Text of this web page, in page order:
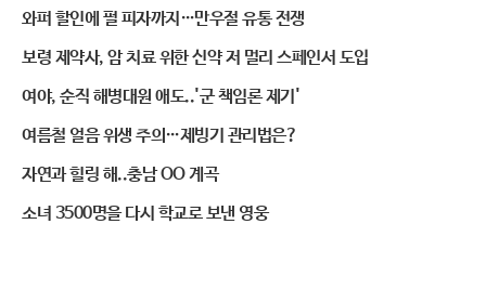
와퍼 할인에 펄 피자까지…만우절 유통 전쟁
보령 제약사, 암 치료 위한 신약 저 멀리 스페인서 도입
여야, 순직 해병대원 애도..'군 책임론 제기'
여름철 얼음 위생 주의…제빙기 관리법은?
자연과 힐링 해..충남 OO 계곡
소녀 3500명을 다시 학교로 보낸 영웅